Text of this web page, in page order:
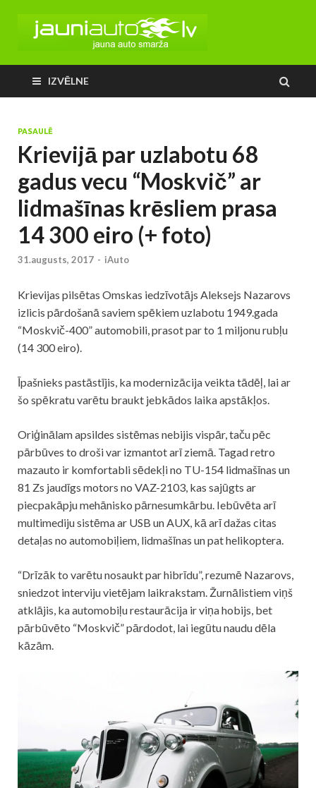
IZVĒLNE
PASAULĒ
Krievijā par uzlabotu 68
gadus vecu “Moskvič” ar
lidmašīnas krēsliem prasa
14 300 eiro (+ foto)
31.augusts, 2017 - iAuto
Krievijas pilsētas Omskas iedzīvotājs Aleksejs Nazarovs
izlicis pārdošanā saviem spēkiem uzlabotu 1949.gada
“Moskvič-400” automobili, prasot par to 1 miljonu rubļu
(14 300 eiro).
Īpašnieks pastāstījis, ka modernizācija veikta tādēļ, lai ar
šo spēkratu varētu braukt jebkādos laika apstākļos.
Oriģinālam apsildes sistēmas nebijis vispār, taču pēc
pārbūves to droši var izmantot arī ziemā. Tagad retro
mazauto ir komfortabli sēdekļi no TU-154 lidmašīnas un
81 Zs jaudīgs motors no VAZ-2103, kas sajūgts ar
piecpakāpju mehānisko pārnesumkārbu. Iebūvēta arī
multimediju sistēma ar USB un AUX, kā arī dažas citas
detaļas no automobiļiem, lidmašīnas un pat helikoptera.
“Drīzāk to varētu nosaukt par hibrīdu”, rezumē Nazarovs,
sniedzot interviju vietējam laikrakstam. Žurnālistiem viņš
atklājis, ka automobiļu restaurācija ir viņa hobijs, bet
pārbūvēto “Moskvič” pārdodot, lai iegūtu naudu dēla
kāzām.